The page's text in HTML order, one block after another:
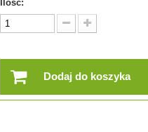
Ilość:
Dodaj do koszyka